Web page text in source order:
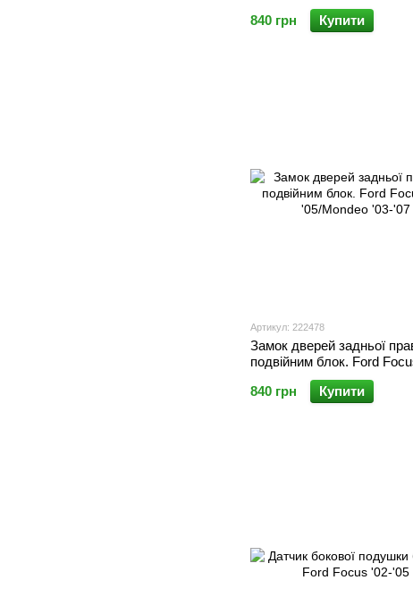
840 грн
Купити
Артикул: 222478
Замок дверей задньої
подвійним блок. Ford
'05/Mondeo '03-'07
840 грн
Купити